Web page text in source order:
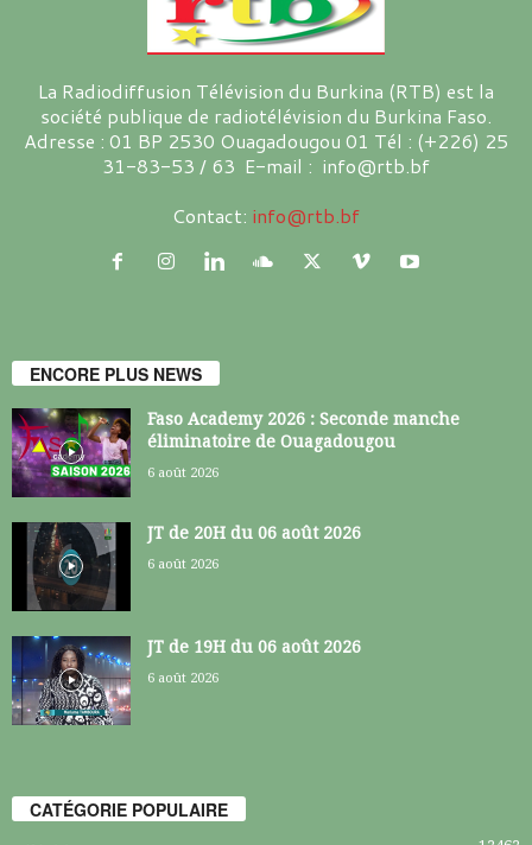
La Radiodiffusion Télévision du Burkina (RTB) est la
société publique de radiotélévision du Burkina Faso.
Adresse : 01 BP 2530 Ouagadougou 01 Tél : (+226) 25
31-83-53 / 63 E-mail : info@rtb.bf
Contact: info@rtb.bf
ENCORE PLUS NEWS
Faso Academy 2026 : Seconde manche
éliminatoire de Ouagadougou
6 août 2026
JT de 20H du 06 août 2026
6 août 2026
JT de 19H du 06 août 2026
6 août 2026
CATÉGORIE POPULAIRE